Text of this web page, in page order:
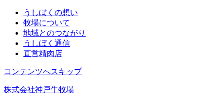
うしぼくの想い
牧場について
地域とのつながり
うしぼく通信
直営精肉店
コンテンツへスキップ
株式会社神戸牛牧場